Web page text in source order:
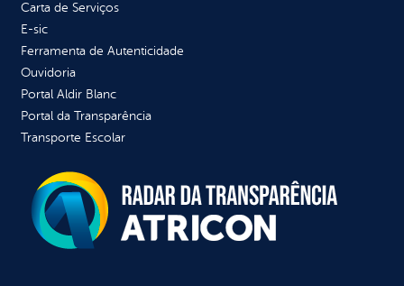
Carta de Serviços
E-sic
Ferramenta de Autenticidade
Ouvidoria
Portal Aldir Blanc
Portal da Transparência
Transporte Escolar